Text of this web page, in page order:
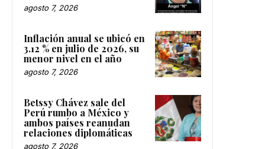
agosto 7, 2026
Inflación anual se ubicó en
3.12 % en julio de 2026, su
menor nivel en el año
agosto 7, 2026
Betssy Chávez sale del
Perú rumbo a México y
ambos países reanudan
relaciones diplomáticas
agosto 7, 2026